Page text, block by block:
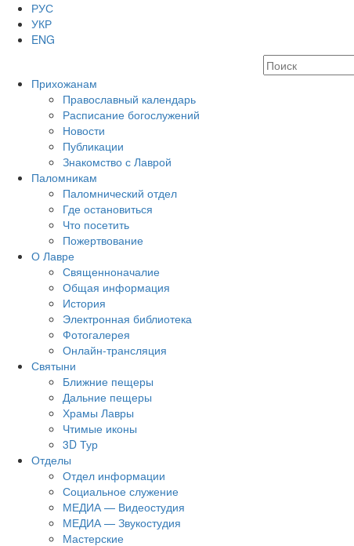
РУС
УКР
ENG
Прихожанам
Православный календарь
Расписание богослужений
Новости
Публикации
Знакомство с Лаврой
Паломникам
Паломнический отдел
Где остановиться
Что посетить
Пожертвование
О Лавре
Священноначалие
Общая информация
История
Электронная библиотека
Фотогалерея
Онлайн-трансляция
Святыни
Ближние пещеры
Дальние пещеры
Храмы Лавры
Чтимые иконы
3D Тур
Отделы
Отдел информации
Социальное служение
МЕДИА — Видеостудия
МЕДИА — Звукостудия
Мастерские